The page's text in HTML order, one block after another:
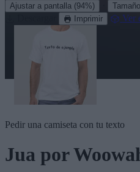
Ajustar a pantalla (94%)
Imprimir Ver
Pedir una camiseta con tu texto
Jua por